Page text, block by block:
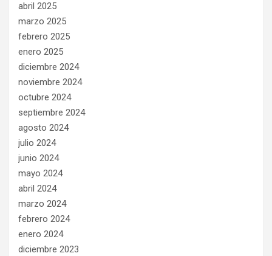
abril 2025
marzo 2025
febrero 2025
enero 2025
diciembre 2024
noviembre 2024
octubre 2024
septiembre 2024
agosto 2024
julio 2024
junio 2024
mayo 2024
abril 2024
marzo 2024
febrero 2024
enero 2024
diciembre 2023